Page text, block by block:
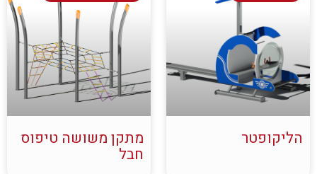
הליקופטר מתקן משושה טיפוס
חבל